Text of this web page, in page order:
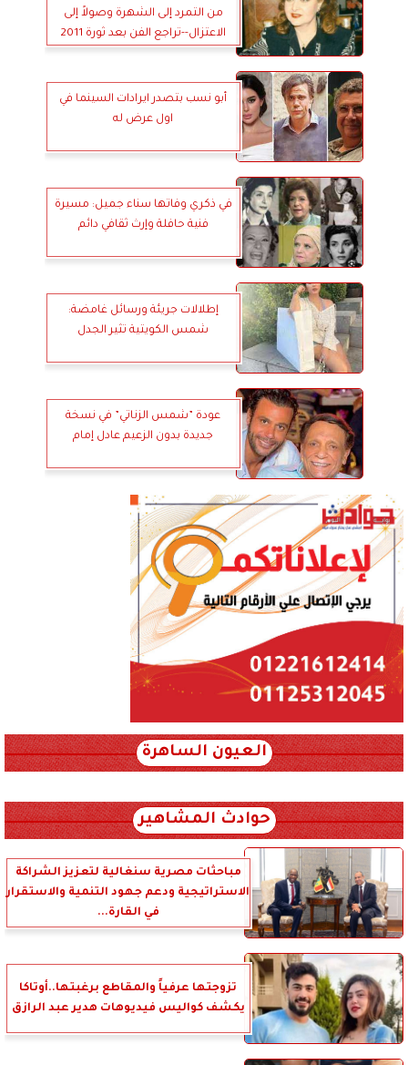
من التمرد إلى الشهرة وصولاً إلى
الاعتزال--تراجع الفن بعد ثورة 2011
أبو نسب بتصدر ايرادات السينما في
اول عرض له
في ذكري وفاتها سناء جميل: مسيرة
فنية حافلة وإرث ثقافي دائم
إطلالات جريئة ورسائل غامضة:
شمس الكويتية تثير الجدل
عودة ”شمس الزناتي” في نسخة
جديدة بدون الزعيم عادل إمام
العيون الساهرة
حوادث المشاهير
مباحثات مصرية سنغالية لتعزيز الشراكة
الاستراتيجية ودعم جهود التنمية والاستقرار
في القارة...
تزوجتها عرفياً والمقاطع برغبتها..أوتاكا
يكشف كواليس فيديوهات هدير عبد الرازق